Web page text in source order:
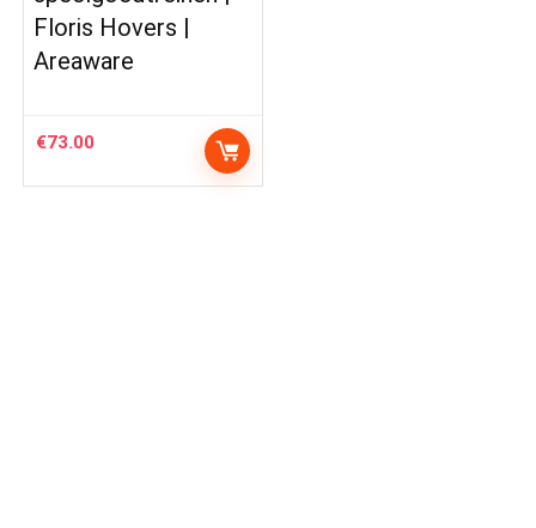
Floris Hovers |
Areaware
€73.00